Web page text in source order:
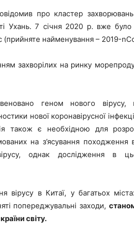
про кластер
Ухань. 7 січня 2020 р. вже
(прийняте найменування – 2019-
захворілих на ринку
геном нового вірусу,
нової коронавірусної
також є необхідною для
на з’ясування походження
однак дослідження в
в Китаї, у багатьох
попереджувальні заходи,
світу.